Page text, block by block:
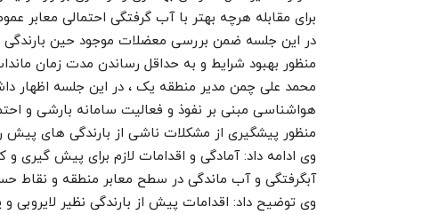
برای مقابله هرچه بهتر با آب گرفتگی احتمالی معابر
در این جلسه ضمن بررسی معضلات موجود حین
منظور بهبود شرایط و به حداقل رساندن مدت زمان
محمد علی چمن مدیر منطقه یک ، در این جلسه اظهار
هواشناسی مبنی بر نفوذ و فعالیت سامانه بارشی و
منظور پیشگیری از مشکلات ناشی از بارندگی های پیش
وی ادامه داد: آمادگی و اقدامات لازم برای پیش گیری
آبگرفتگی و آب ماندگی در سطح معابر منطقه و نقاط
وی توضیح داد: اقدامات پیش از بارندگی نظیر لایروبی